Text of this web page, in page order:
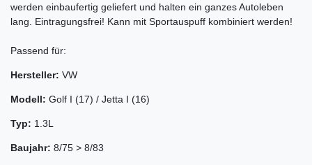
werden einbaufertig geliefert und halten ein ganzes Autoleben
lang. Eintragungsfrei! Kann mit Sportauspuff kombiniert werden!
Passend für:
Hersteller: VW
Modell: Golf I (17) / Jetta I (16)
Typ: 1.3L
Baujahr: 8/75 > 8/83